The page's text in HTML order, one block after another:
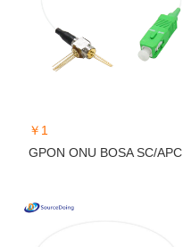
￥1
GPON ONU BOSA SC/APC